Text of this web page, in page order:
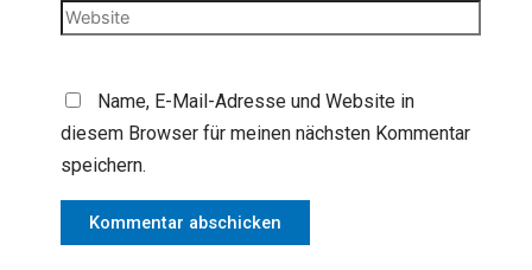
Adresse*
Website
Name, E-Mail-Adresse und Website in
diesem Browser für meinen nächsten Kommentar
speichern.